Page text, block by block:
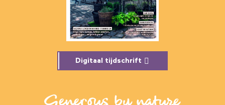
Digitaal tijdschrift